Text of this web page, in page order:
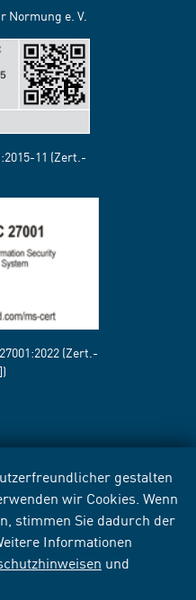
gestalten
wir Cookies. Wenn
stimmen Sie dadurch der
Informationen
und
Normung e. V.
11 (Zert.-
(Zert.-